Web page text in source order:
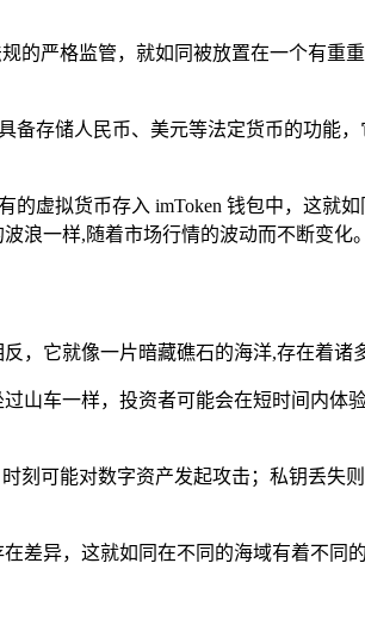
的严格监管，就如同被放置在一个有重
备存储人民币、美元等法定货币的功能
虚拟货币存入 imToken 钱包中，这就
浪一样,随着市场行情的波动而不断变化。
，它就像一片暗藏礁石的海洋,存在着诸
山车一样，投资者可能会在短时间内体
可能对数字资产发起攻击；私钥丢失
差异，这就如同在不同的海域有着不同